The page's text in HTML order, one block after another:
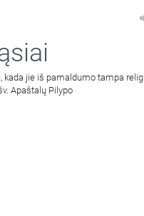
kada jie iš pamaldumo tampa
Apaštalų Pilypo